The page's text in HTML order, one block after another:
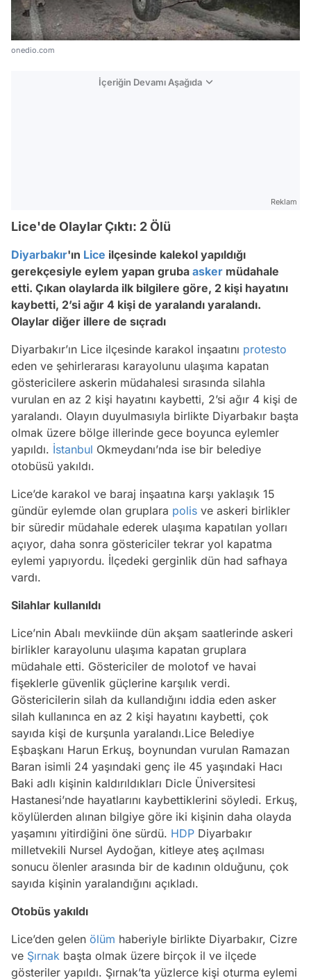
onedio.com
İçeriğin Devamı Aşağıda
Reklam
Lice'de Olaylar Çıktı: 2 Ölü
Diyarbakır'ın Lice ilçesinde kalekol yapıldığı
gerekçesiyle eylem yapan gruba asker müdahale
etti. Çıkan olaylarda ilk bilgilere göre, 2 kişi hayatını
kaybetti, 2’si ağır 4 kişi de yaralandı yaralandı.
Olaylar diğer illere de sıçradı
Diyarbakır’ın Lice ilçesinde karakol inşaatını protesto
eden ve şehirlerarası karayolunu ulaşıma kapatan
göstericilere askerin müdahalesi sırasında silahla
vurulan en az 2 kişi hayatını kaybetti, 2’si ağır 4 kişi de
yaralandı. Olayın duyulmasıyla birlikte Diyarbakır başta
olmak üzere bölge illerinde gece boyunca eylemler
yapıldı. İstanbul Okmeydanı’nda ise bir belediye
otobüsü yakıldı.
Lice’de karakol ve baraj inşaatına karşı yaklaşık 15
gündür eylemde olan gruplara polis ve askeri birlikler
bir süredir müdahale ederek ulaşıma kapatılan yolları
açıyor, daha sonra göstericiler tekrar yol kapatma
eylemi yapıyordu. İlçedeki gerginlik dün had safhaya
vardı.
Silahlar kullanıldı
Lice’nin Abalı mevkiinde dün akşam saatlerinde askeri
birlikler karayolunu ulaşıma kapatan gruplara
müdahale etti. Göstericiler de molotof ve havai
fişeklerle güvenlik güçlerine karşılık verdi.
Göstericilerin silah da kullandığını iddia eden asker
silah kullanınca en az 2 kişi hayatını kaybetti, çok
sayıda kişi de kurşunla yaralandı.Lice Belediye
Eşbaşkanı Harun Erkuş, boynundan vurulan Ramazan
Baran isimli 24 yaşındaki genç ile 45 yaşındaki Hacı
Baki adlı kişinin kaldırıldıkları Dicle Üniversitesi
Hastanesi’nde hayatlarını kaybettiklerini söyledi. Erkuş,
köylülerden alınan bilgiye göre iki kişinin daha olayda
yaşamını yitirdiğini öne sürdü. HDP Diyarbakır
milletvekili Nursel Aydoğan, kitleye ateş açılması
sonucu ölenler arasında bir de kadının olduğunu, çok
sayıda kişinin yaralandığını açıkladı.
Otobüs yakıldı
Lice’den gelen ölüm haberiyle birlikte Diyarbakır, Cizre
ve Şırnak başta olmak üzere birçok il ve ilçede
gösteriler yapıldı. Şırnak’ta yüzlerce kişi oturma eylemi